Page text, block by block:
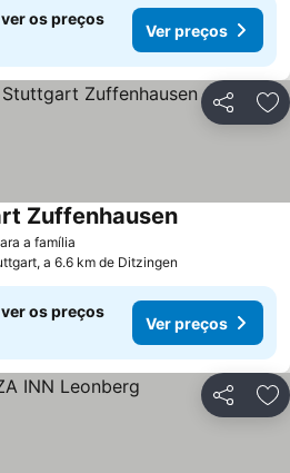
os preços
Ver preços
Partilhar
a família
ZuffenhausenVer preços
a 6.6 km de Ditzingen
os preços
Ver preços
Partilhar